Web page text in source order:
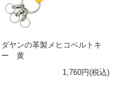
ダヤンの革製メヒコベルトキ
ー 黄
1,760円(税込)